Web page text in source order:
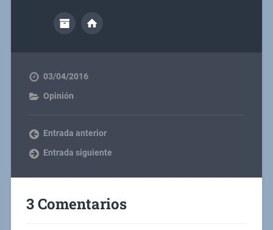
03/04/2016
Opinión
Entrada anterior
Entrada siguiente
3 Comentarios